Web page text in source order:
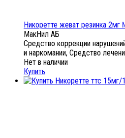
Никоретте жеват резинка
МакНил АБ
Средство коррекции
и наркомании, Средство
Нет в наличии
Купить